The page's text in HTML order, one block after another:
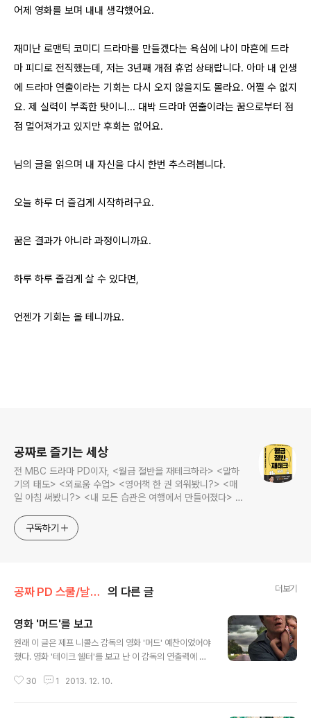
어제 영화를 보며 내내 생각했어요.
재미난 로맨틱 코미디 드라마를 만들겠다는 욕심에 나이 마흔에 드라
마 피디로 전직했는데, 저는 3년째 개점 휴업 상태랍니다. 아마 내 인생
에 드라마 연출이라는 기회는 다시 오지 않을지도 몰라요. 어쩔 수 없지
요. 제 실력이 부족한 탓이니... 대박 드라마 연출이라는 꿈으로부터 점
점 멀어져가고 있지만 후회는 없어요.
님의 글을 읽으며 내 자신을 다시 한번 추스려봅니다.
오늘 하루 더 즐겁게 시작하려구요.
꿈은 결과가 아니라 과정이니까요.
하루 하루 즐겁게 살 수 있다면,
언젠가 기회는 올 테니까요.
공짜로 즐기는 세상
전 MBC 드라마 PD이자, <월급 절반을 재테크하라> <말하
기의 태도> <외로움 수업> <영어책 한 권 외워봤니?> <매
일 아침 써봤니?> <내 모든 습관은 여행에서 만들어졌다> <
로그입니다.
구독하기
공짜 PD 스쿨/날라리 영화 감상문 의 다른 글 더보기
영화 '머드'를 보고
원래 이 글은 제프 니콜스 감독의 영화 '머드' 예찬이었어야
했다. 영화 '테이크 쉘터'를 보고 난 이 감독의 연출력에 반
만족이다. 사랑에 대해 이야기하려면 이 정도 공력은 있어
30 1 2013. 12. 10.